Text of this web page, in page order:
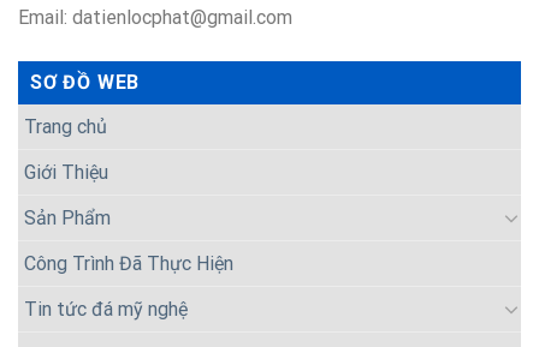
Email: datienlocphat@gmail.com
SƠ ĐỒ WEB
Trang chủ
Giới Thiệu
Sản Phẩm
Công Trình Đã Thực Hiện
Tin tức đá mỹ nghệ